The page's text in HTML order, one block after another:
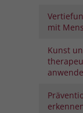
mit
Kunst